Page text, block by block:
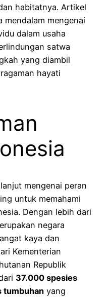
habitatnya. Artikel
mendalam mengenai
dalam usaha
satwa
yang diambil
hayati
mengenai peran
untuk memahami
Dengan lebih dari
negara
kaya dan
Kementerian
Republik
37.000 spesies
tumbuhan yang